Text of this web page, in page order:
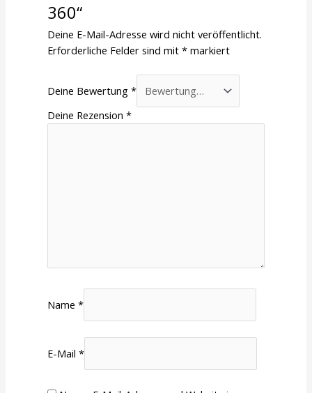
360“
Deine E-Mail-Adresse wird nicht veröffentlicht.
Erforderliche Felder sind mit* markiert
Deine Bewertung*
Deine Rezension*
Name*
E-Mail*